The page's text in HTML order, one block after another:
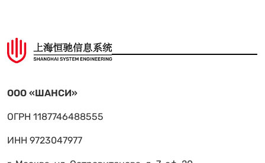
ООО «ШАНСИ»
ОГРН 1187746488555
ИНН 9723047977